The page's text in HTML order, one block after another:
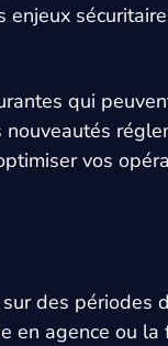
qui
vos
des périodes
en agence ou